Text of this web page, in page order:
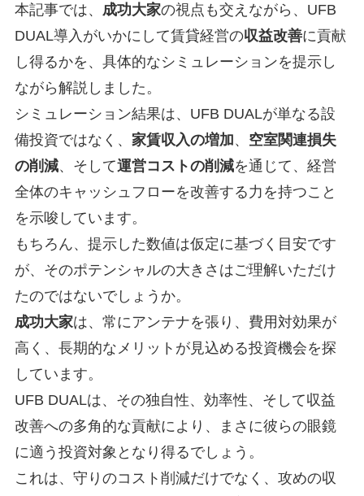
本記事では、 成功大家の視点も交えながら、UFB
DUAL導入がいかにして賃貸経営の収益改善に貢献
し得るかを、具体的なシミュレーションを提示し
ながら解説しました。
シミュレーション結果は、UFB DUALが単なる設
備投資ではなく、 家賃収入の増加、 空室関連損失
の削減、そして運営コストの削減を通じて、経営
全体のキャッシュフローを改善する力を持つこと
を示唆しています。
もちろん、提示した数値は仮定に基づく目安です
が、そのポテンシャルの大きさはご理解いただけ
たのではないでしょうか。
成功大家は、常にアンテナを張り、費用対効果が
高く、長期的なメリットが見込める投資機会を探
しています。
UFB DUALは、その独自性、効率性、そして収益
改善への多角的な貢献により、まさに彼らの眼鏡
に適う投資対象となり得るでしょう。
これは、守りのコスト削減だけでなく、攻めの収